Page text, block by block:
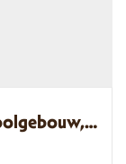
Herontwikkeling Voormalig Schoolgebouw, Culemborg